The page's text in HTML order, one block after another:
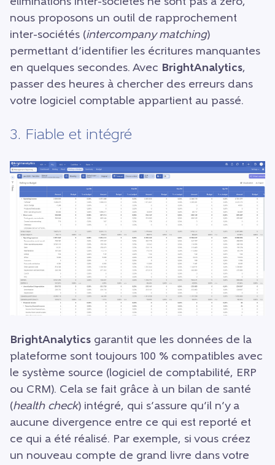
nous proposons un outil de rapprochement
inter-sociétés (intercompany matching)
permettant d’identifier les écritures manquantes
en quelques secondes. Avec BrightAnalytics,
passer des heures à chercher des erreurs dans
votre logiciel comptable appartient au passé.
3. Fiable et intégré
BrightAnalytics garantit que les données de la
plateforme sont toujours 100 % compatibles avec
le système source (logiciel de comptabilité, ERP
ou CRM). Cela se fait grâce à un bilan de santé
(health check) intégré, qui s’assure qu’il n’y a
aucune divergence entre ce qui est reporté et
ce qui a été réalisé. Par exemple, si vous créez
un nouveau compte de grand livre dans votre